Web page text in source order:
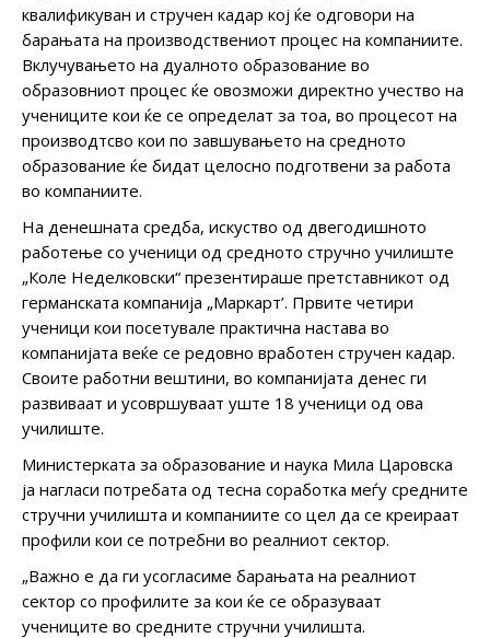
квалификуван и стручен кадар кој ќе одговори на
барањата на производствениот процес на компаниите.
Вклучувањето на дуалното образование во
образовниот процес ќе овозможи директно учество на
учениците кои ќе се определат за тоа, во процесот на
производтсво кои по завшувањето на средното
образование ќе бидат целосно подготвени за работа
во компаниите.
На денешната средба, искуство од двегодишното
работење со ученици од средното стручно училиште
„Коле Неделковски“ презентираше претставникот од
германската компанија „Маркарт’. Првите четири
ученици кои посетувале практична настава во
компанијата веќе се редовно вработен стручен кадар.
Своите работни вештини, во компанијата денес ги
развиваат и усовршуваат уште 18 ученици од ова
училиште.
Министерката за образование и наука Мила Царовска
ја нагласи потребата од тесна соработка меѓу средните
стручни училишта и компаниите со цел да се креираат
профили кои се потребни во реалниот сектор.
„Важно е да ги усогласиме барањата на реалниот
сектор со профилите за кои ќе се образуваат
учениците во средните стручни училишта.